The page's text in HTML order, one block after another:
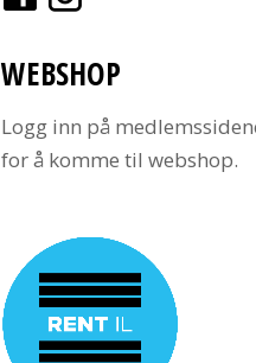
WEBSHOP
Logg inn på
for å komme til webshop.